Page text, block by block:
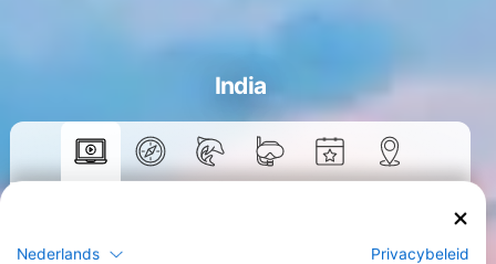
India
Nederlands Privacybeleid